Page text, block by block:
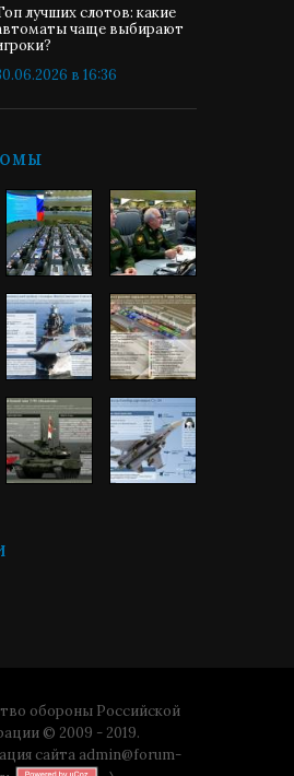
лучших слотов: какие
чаще выбирают
в 16:36
обороны Российской
© 2009 - 2019.
сайта admin@forum-